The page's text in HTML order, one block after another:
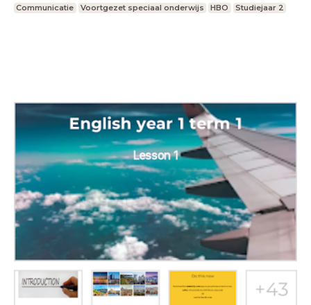
Communicatie Voortgezet speciaal onderwijs HBO Studiejaar 2